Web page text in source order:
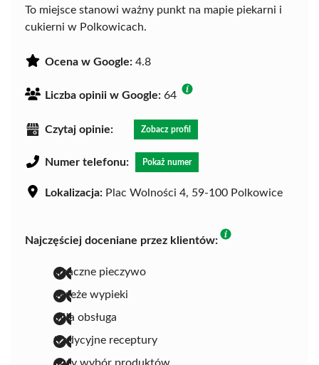
To miejsce stanowi ważny punkt na mapie piekarni i
cukierni w Polkowicach.
Ocena w Google: 4.8
Liczba opinii w Google: 64
Czytaj opinie: Zobacz profil
Numer telefonu: Pokaż numer
Lokalizacja: Plac Wolności 4, 59-100 Polkowice
Najczęściej doceniane przez klientów:
smaczne pieczywo
świeże wypieki
miła obsługa
tradycyjne receptury